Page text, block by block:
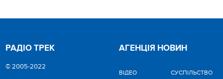
РАДІО ТРЕК
© 2005-2022
АГЕНЦІЯ НОВИН
ВІДЕО CУСПІЛЬСТВО